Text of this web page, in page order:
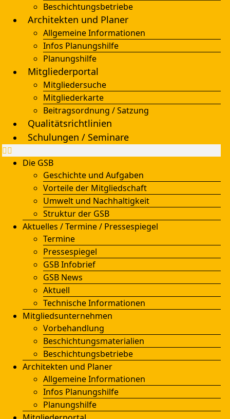
Beschichtungsbetriebe
Architekten und Planer
Allgemeine Informationen
Infos Planungshilfe
Planungshilfe
Mitgliederportal
Mitgliedersuche
Mitgliederkarte
Beitragsordnung / Satzung
Qualitätsrichtlinien
Schulungen / Seminare
Die GSB
Geschichte und Aufgaben
Vorteile der Mitgliedschaft
Umwelt und Nachhaltigkeit
Struktur der GSB
Aktuelles / Termine / Pressespiegel
Termine
Pressespiegel
GSB Infobrief
GSB News
Aktuell
Technische Informationen
Mitgliedsunternehmen
Vorbehandlung
Beschichtungsmaterialien
Beschichtungsbetriebe
Architekten und Planer
Allgemeine Informationen
Infos Planungshilfe
Planungshilfe